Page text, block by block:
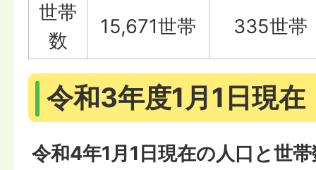
世帯
数
15,671世帯 335世帯
令和3年度1月1日現在
令和4年1月1日現在の人口と世